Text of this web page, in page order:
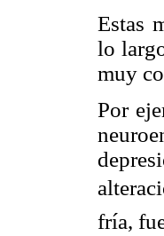
Estas
lo
muy
Por
fría,